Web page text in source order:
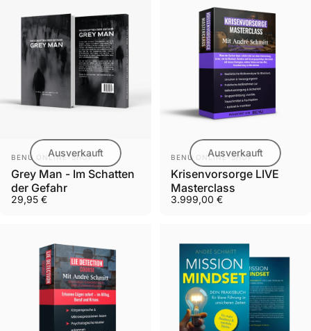
Ausverkauft
Anbieter:
BENU ONLINE-SHOP
Grey Man - Im Schatten
der Gefahr
29,95 €
Ausverkauft
Anbieter:
BENU ONLINE-SHOP
Krisenvorsorge LIVE
Masterclass
3.999,00 €